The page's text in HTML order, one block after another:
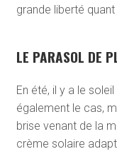
grande liberté
LE PARASOL DE
En été, il y a le
également le cas,
brise venant de la
crème solaire